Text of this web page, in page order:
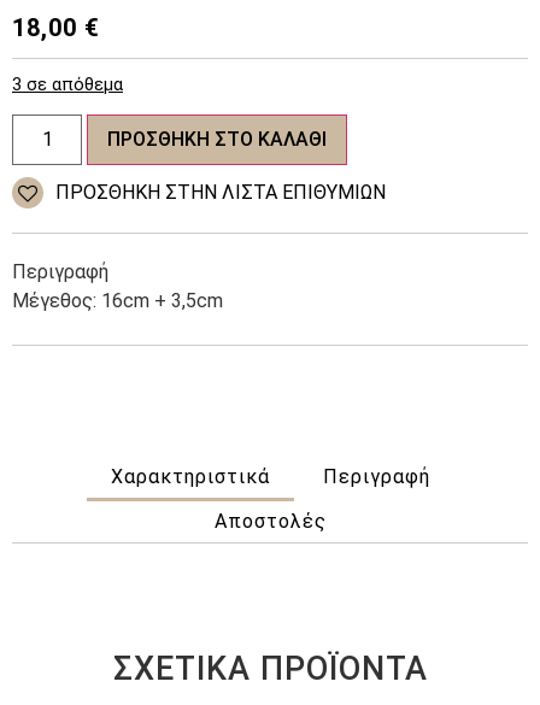
18,00 €
Περιγραφή
Μέγεθος: 16cm + 3,5cm
3 σε απόθεμα
Γυναικείο
βραχιόλι
Κλειδαριά
Stainless
Steel
ΠΡΟΣΘΉΚΗ ΣΤΟ ΚΑΛΆΘΙ
ΠΡΌΣΘΉΚΗ ΣΤΗΝ ΛΊΣΤΑ ΕΠΙΘΥΜΙΏΝ
Χαρακτηριστικά
Περιγραφή
Αποστολές
ΣΧΕΤΙΚΆ ΠΡΟΪΌΝΤΑ